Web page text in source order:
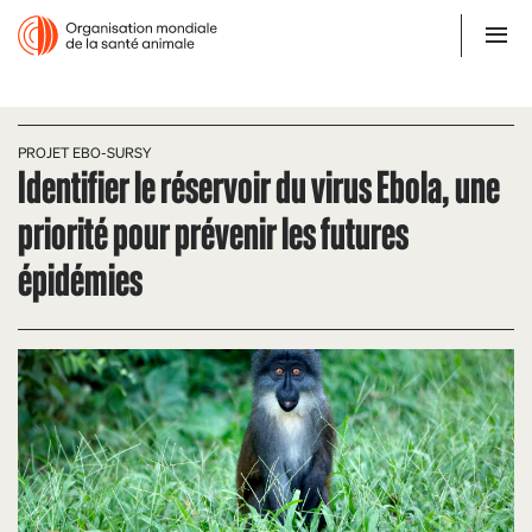
PROJET EBO-SURSY
Identifier le réservoir du virus Ebola, une
priorité pour prévenir les futures
épidémies